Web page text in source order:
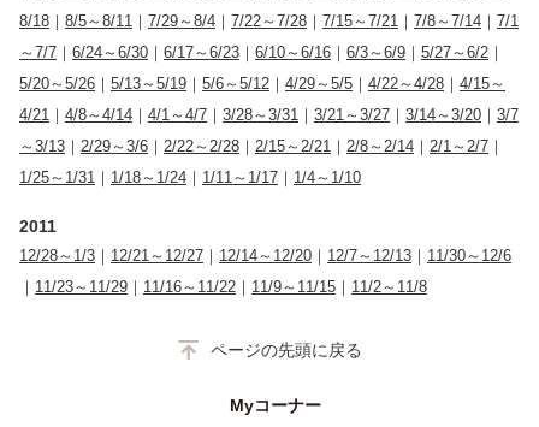
8/18 ｜ 8/5～8/11 ｜ 7/29～8/4 ｜ 7/22～7/28 ｜ 7/15～7/21 ｜ 7/8～7/14 ｜ 7/1
～7/7 ｜ 6/24～6/30 ｜ 6/17～6/23 ｜ 6/10～6/16 ｜ 6/3～6/9 ｜ 5/27～6/2 ｜
5/20～5/26 ｜ 5/13～5/19 ｜ 5/6～5/12 ｜ 4/29～5/5 ｜ 4/22～4/28 ｜ 4/15～
4/21 ｜ 4/8～4/14 ｜ 4/1～4/7 ｜ 3/28～3/31 ｜ 3/21～3/27 ｜ 3/14～3/20 ｜ 3/7
～3/13 ｜ 2/29～3/6 ｜ 2/22～2/28 ｜ 2/15～2/21 ｜ 2/8～2/14 ｜ 2/1～2/7 ｜
1/25～1/31 ｜ 1/18～1/24 ｜ 1/11～1/17 ｜ 1/4～1/10
2011
12/28～1/3 ｜ 12/21～12/27 ｜ 12/14～12/20 ｜ 12/7～12/13 ｜ 11/30～12/6
｜ 11/23～11/29 ｜ 11/16～11/22 ｜ 11/9～11/15 ｜ 11/2～11/8